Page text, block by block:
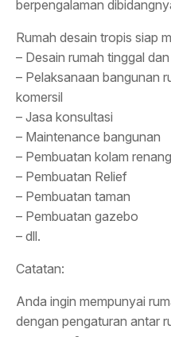
berpengalaman
Rumah desain tropis siap
– Desain rumah tinggal
– Pelaksanaan bangunan
komersil
– Jasa konsultasi
– Maintenance bangunan
– Pembuatan kolam renang
– Pembuatan Relief
– Pembuatan taman
– Pembuatan gazebo
– dll.
Catatan:
Anda ingin mempunyai
dengan pengaturan antar